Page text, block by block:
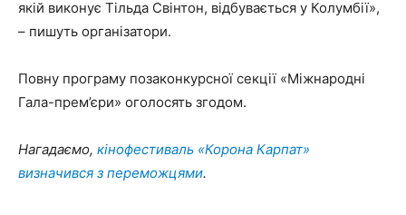
якій виконує Тільда Свінтон, відбувається у Колумбії»,
– пишуть організатори.
Повну програму позаконкурсної секції «Міжнародні
Гала-прем’єри» оголосять згодом.
Нагадаємо, кінофестиваль «Корона Карпат»
визначився з переможцями.